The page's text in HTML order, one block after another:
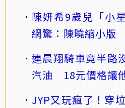
陳妍希9歲兒「小
網驚：陳曉縮小版
連晨翔騎車竟半路
汽油 18元價格讓
JYP又玩瘋了！穿